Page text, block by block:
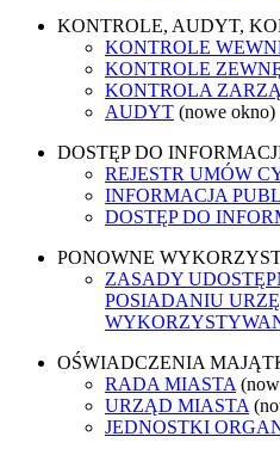
KONTROLE, AUDYT,
KONTROLE
KONTROLE
KONTROLA
AUDYT (nowe okno)
DOSTĘP DO
REJESTR UMÓW
INFORMACJA
DOSTĘP DO
PONOWNE
ZASADY
POSIADANIU
OŚWIADCZENIA
RADA MIASTA
URZĄD MIASTA
JEDNOSTKI